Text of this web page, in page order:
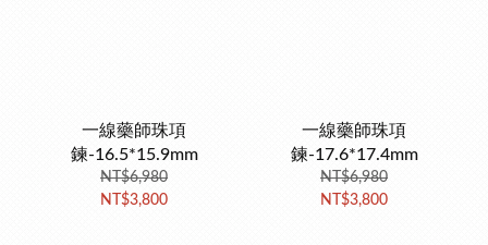
一線藥師珠項
鍊-16.5*15.9mm
NT$6,980
NT$3,800
一線藥師珠項
鍊-17.6*17.4mm
NT$6,980
NT$3,800